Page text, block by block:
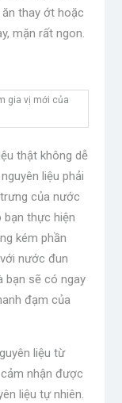
thay ớt hoặc
mặn rất ngon.
thật không dễ
liệu phải
của nước
bạn thực hiện
kém phần
nước đun
bạn sẽ có ngay
đạm của
liệu từ
nhận được
liệu tự nhiên.